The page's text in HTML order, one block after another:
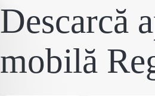
Descarcă
mobilă